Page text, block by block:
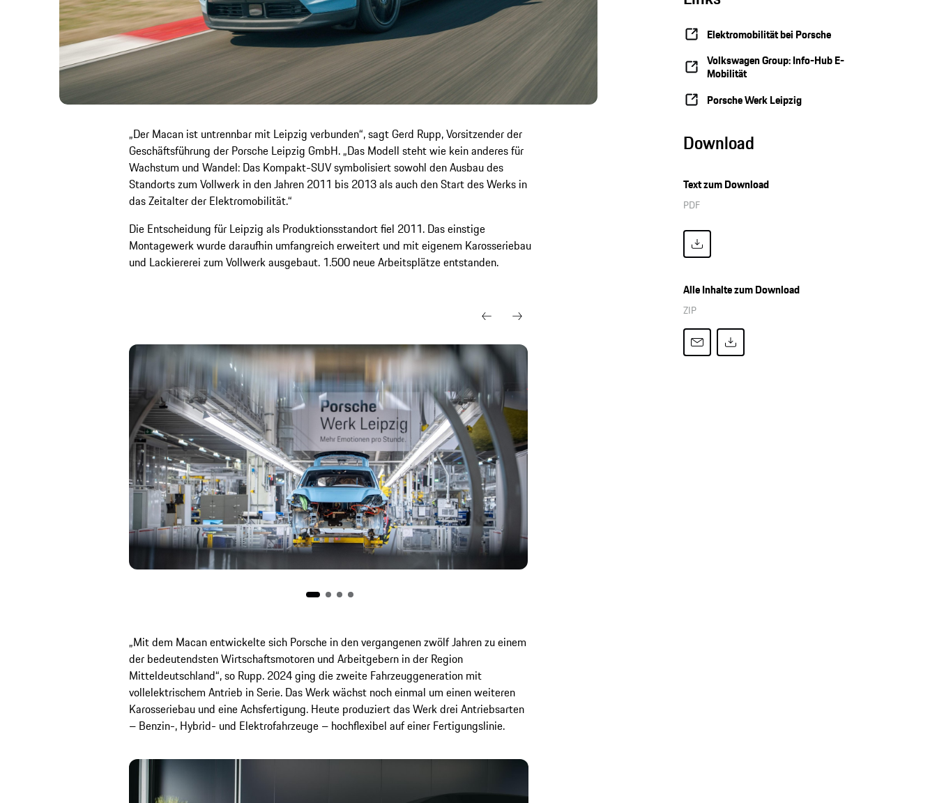
„Der Macan ist untrennbar mit Leipzig verbunden“, sagt Gerd Rupp, Vorsitzender der
Geschäftsführung der Porsche Leipzig GmbH. „Das Modell steht wie kein anderes für
Wachstum und Wandel: Das Kompakt-SUV symbolisiert sowohl den Ausbau des
Standorts zum Vollwerk in den Jahren 2011 bis 2013 als auch den Start des Werks in
das Zeitalter der Elektromobilität.“
Die Entscheidung für Leipzig als Produktionsstandort fiel 2011. Das einstige
Montagewerk wurde daraufhin umfangreich erweitert und mit eigenem Karosseriebau
und Lackiererei zum Vollwerk ausgebaut. 1.500 neue Arbeitsplätze entstanden.
„Mit dem Macan entwickelte sich Porsche in den vergangenen zwölf Jahren zu einem
der bedeutendsten Wirtschaftsmotoren und Arbeitgebern in der Region
Mitteldeutschland“, so Rupp. 2024 ging die zweite Fahrzeuggeneration mit
vollelektrischem Antrieb in Serie. Das Werk wächst noch einmal um einen weiteren
Karosseriebau und eine Achsfertigung. Heute produziert das Werk drei Antriebsarten
– Benzin-, Hybrid- und Elektrofahrzeuge – hochflexibel auf einer Fertigungslinie.
Elektromobilität bei Porsche
Volkswagen Group: Info-Hub E-
Mobilität
Porsche Werk Leipzig
Download
Text zum Download
PDF
Alle Inhalte zum Download
ZIP